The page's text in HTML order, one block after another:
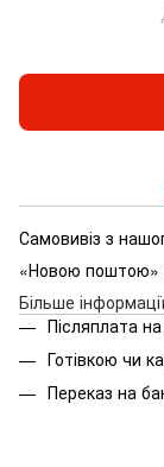
Самовивіз з
«Новою поштою»
Більше
Післяплата
Готівкою чи
Переказ на